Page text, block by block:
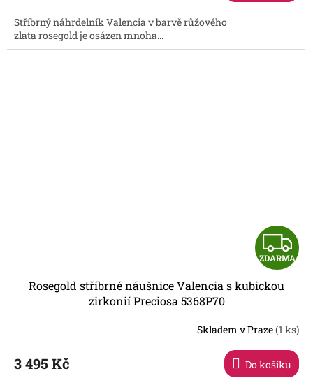
Stříbrný náhrdelník Valencia v barvě růžového
zlata rosegold je osázen mnoha...
Z
D
R
ZDARMA
Rosegold stříbrné náušnice Valencia s kubickou
zirkonií Preciosa 5368P70
Skladem v Praze(1 ks)
3 495 Kč Do košíku